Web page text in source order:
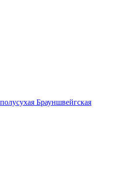
Брауншвейгская